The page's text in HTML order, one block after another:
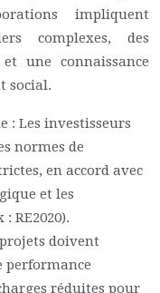
impliquent
complexes, des
une connaissance
social.
: Les investisseurs
normes de
en accord avec
et les
RE2020).
doivent
performance
réduites pour